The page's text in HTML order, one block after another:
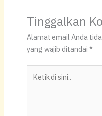
at
s
A
p
p
c
e
b
o
o
p
y
Li
n
Tinggalkan
Alamat email Anda
yang wajib ditandai *